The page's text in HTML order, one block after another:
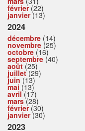
février(22)
janvier(13)
2024
décembre (14)
novembre (25)
octobre (16)
septembre (40)
août (25)
juillet(29)
juin (13)
mai (13)
avril(17)
mars(28)
février(30)
janvier(30)
2023